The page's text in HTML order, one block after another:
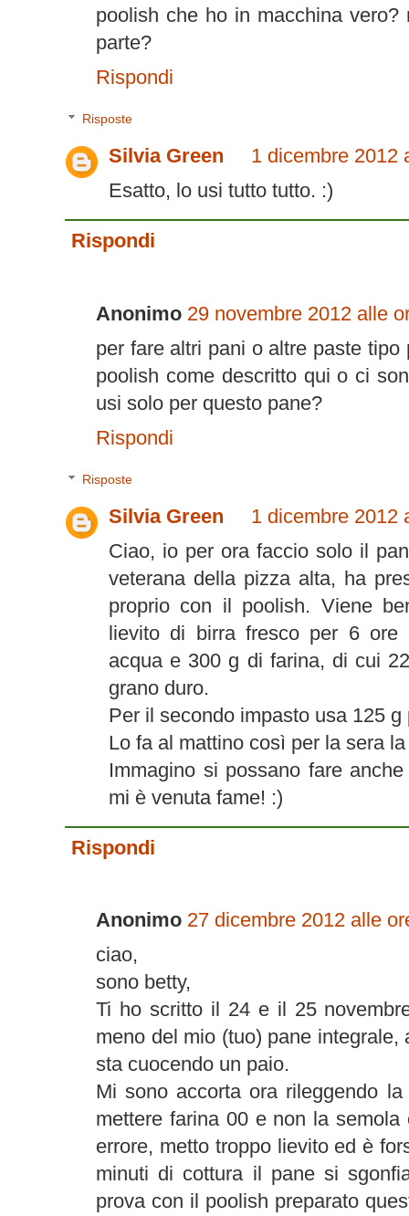
poolish che ho in macchina
parte?
Rispondi
Risposte
Silvia Green
1 dicembre 2012
Esatto, lo usi tutto tutto. :)
Rispondi
Anonimo 29 novembre 2012 alle
per fare altri pani o altre paste
poolish come descritto qui o ci
usi solo per questo pane?
Rispondi
Risposte
Silvia Green
1 dicembre 2012
Ciao, io per ora faccio solo il
veterana della pizza alta, ha
proprio con il poolish. Viene
lievito di birra fresco per 6
acqua e 300 g di farina, di cui
grano duro.
Per il secondo impasto usa 125
Lo fa al mattino così per la sera
Immagino si possano fare
mi è venuta fame! :)
Rispondi
Anonimo 27 dicembre 2012 alle
ciao,
sono betty,
Ti ho scritto il 24 e il 25
meno del mio (tuo) pane
sta cuocendo un paio.
Mi sono accorta ora rileggendo
mettere farina 00 e non la
errore, metto troppo lievito ed è
minuti di cottura il pane si
prova con il poolish preparato